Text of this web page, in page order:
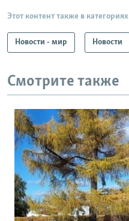
Этот контент также в категориях
Новости - мир Новости
Смотрите также